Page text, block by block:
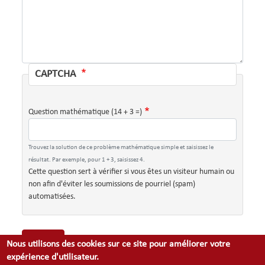
CAPTCHA
Question mathématique (14 + 3 =)
Trouvez la solution de ce problème mathématique simple et saisissez le
résultat. Par exemple, pour 1 + 3, saisissez 4.
Cette question sert à vérifier si vous êtes un visiteur humain ou
non afin d'éviter les soumissions de pourriel (spam)
automatisées.
Valider
Nous utilisons des cookies sur ce site pour améliorer votre
expérience d'utilisateur.